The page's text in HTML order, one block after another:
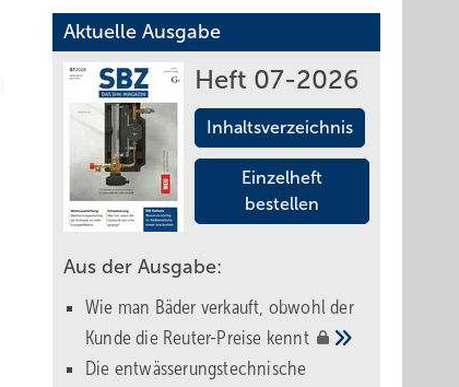
Aktuelle Ausgabe
Heft 07-2026
Inhaltsverzeichnis
Einzelheft
bestellen
Aus der Ausgabe:
Wie man Bäder verkauft, obwohl der
Kunde die Reuter-Preise kennt
Die entwässerungstechnische